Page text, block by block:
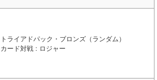
トライアドパック・ブロンズ（ランダム）
カード対戦 : ロジャー